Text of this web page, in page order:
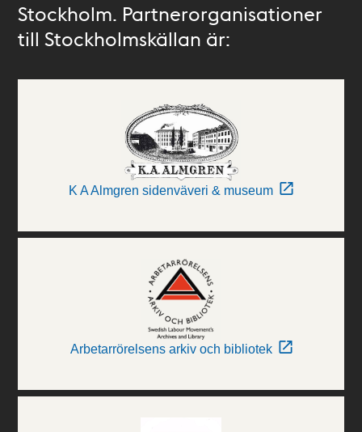
Stockholm. Partnerorganisationer
till Stockholmskällan är:
K A Almgren sidenväveri & museum
Arbetarrörelsens arkiv och bibliotek